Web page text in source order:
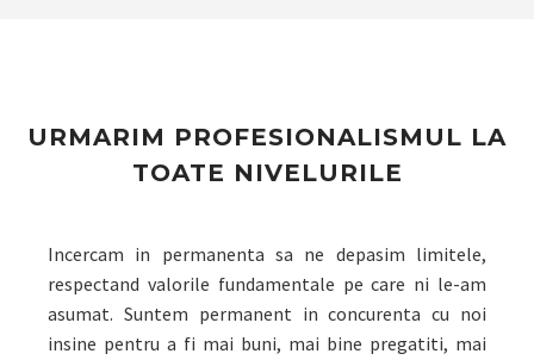
URMARIM PROFESIONALISMUL LA
TOATE NIVELURILE
Incercam in permanenta sa ne depasim limitele,
respectand valorile fundamentale pe care ni le-am
asumat. Suntem permanent in concurenta cu noi
insine pentru a fi mai buni, mai bine pregatiti, mai